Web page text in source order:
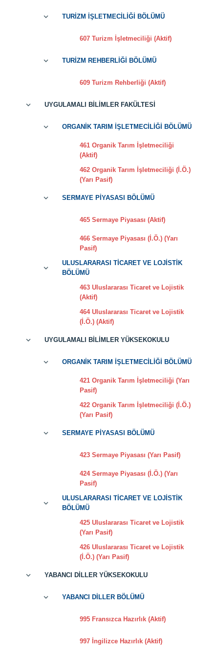
TURİZM İŞLETMECİLİĞİ BÖLÜMÜ
607 Turizm İşletmeciliği (Aktif)
TURİZM REHBERLİĞİ BÖLÜMÜ
609 Turizm Rehberliği (Aktif)
UYGULAMALI BİLİMLER FAKÜLTESİ
ORGANİK TARIM İŞLETMECİLİĞİ BÖLÜMÜ
461 Organik Tarım İşletmeciliği
(Aktif)
462 Organik Tarım İşletmeciliği (İ.Ö.)
(Yarı Pasif)
SERMAYE PİYASASI BÖLÜMÜ
465 Sermaye Piyasası (Aktif)
466 Sermaye Piyasası (İ.Ö.) (Yarı
Pasif)
ULUSLARARASI TİCARET VE LOJİSTİK
BÖLÜMÜ
463 Uluslararası Ticaret ve Lojistik
(Aktif)
464 Uluslararası Ticaret ve Lojistik
(İ.Ö.) (Aktif)
UYGULAMALI BİLİMLER YÜKSEKOKULU
ORGANİK TARIM İŞLETMECİLİĞİ BÖLÜMÜ
421 Organik Tarım İşletmeciliği (Yarı
Pasif)
422 Organik Tarım İşletmeciliği (İ.Ö.)
(Yarı Pasif)
SERMAYE PİYASASI BÖLÜMÜ
423 Sermaye Piyasası (Yarı Pasif)
424 Sermaye Piyasası (İ.Ö.) (Yarı
Pasif)
ULUSLARARASI TİCARET VE LOJİSTİK
BÖLÜMÜ
425 Uluslararası Ticaret ve Lojistik
(Yarı Pasif)
426 Uluslararası Ticaret ve Lojistik
(İ.Ö.) (Yarı Pasif)
YABANCI DİLLER YÜKSEKOKULU
YABANCI DİLLER BÖLÜMÜ
995 Fransızca Hazırlık (Aktif)
997 İngilizce Hazırlık (Aktif)